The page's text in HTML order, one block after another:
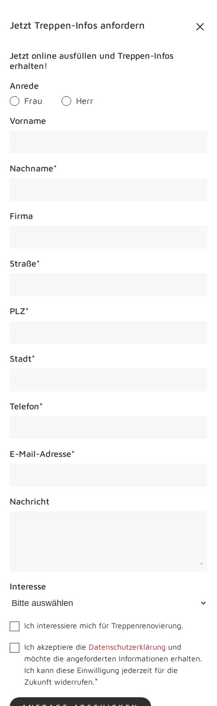
Jetzt Treppen-Infos anfordern
Jetzt online ausfüllen und Treppen-Infos
erhalten!
Anrede
Frau
Herr
Vorname
Nachname*
Firma
Straße*
PLZ*
Stadt*
Telefon*
E-Mail-Adresse*
Nachricht
Interesse
Ich interessiere mich für Treppenrenovierung.
Ich akzeptiere die Datenschutzerklärung und
möchte die angeforderten Informationen erhalten.
Ich kann diese Einwilligung jederzeit für die
Zukunft widerrufen.*